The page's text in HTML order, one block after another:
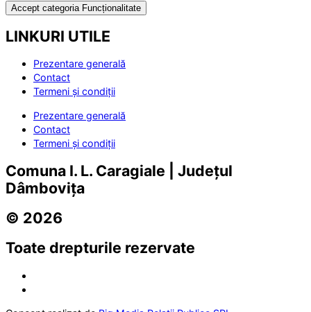
Accept categoria Funcționalitate
LINKURI UTILE
Prezentare generală
Contact
Termeni și condiții
Prezentare generală
Contact
Termeni și condiții
Comuna I. L. Caragiale | Județul
Dâmbovița
© 2026
Toate drepturile rezervate